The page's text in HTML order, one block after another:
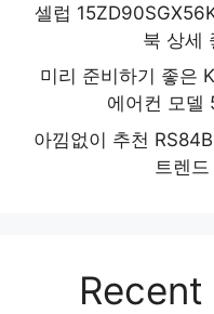
셀럽
북 상세
미리 준비하기 좋은
에어컨 모델
아낌없이 추천
트렌